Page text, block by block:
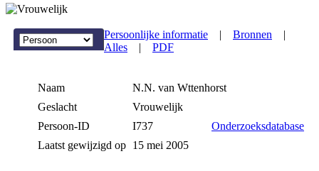
Persoonlijke informatie | Bronnen |
Alles | PDF
Naam N.N. van Wttenhorst
Geslacht
Vrouwelijk
Persoon-ID
I737
Onderzoeksdatabase
Laatst gewijzigd op 15 mei 2005